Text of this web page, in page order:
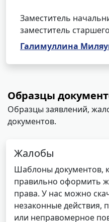
Заместитель
заместитель
Галимуллина
Образцы
Образцы заявлений,
документов.
Жалобы
Шаблоны документов,
правильно оформить
права. У нас можно
незаконные действия,
или неправомерное